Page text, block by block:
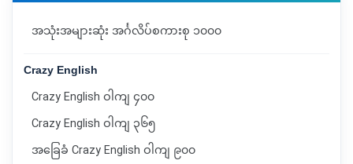
အသုံးအများဆုံး အင်္ဂလိပ်စကားစု ၁၀၀၀
Crazy English
Crazy English ဝါကျ ၄၀၀
Crazy English ဝါကျ ၃၆၅
အခြေခံ Crazy English ဝါကျ ၉၀၀